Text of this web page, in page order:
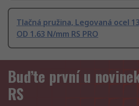
Tlačná pružina, Legovaná ocel
OD 1.63 N/mm RS PRO
Buďte první u
RS